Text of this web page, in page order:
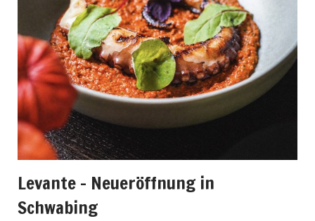
Levante – Neueröffnung in
Schwabing